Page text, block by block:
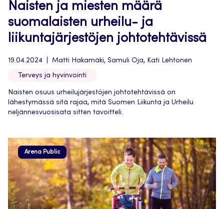
Naisten ja miesten määrä
suomalaisten urheilu- ja
liikuntajärjestöjen johtotehtävissä
19.04.2024 Matti Hakamäki, Samuli Oja, Kati Lehtonen
Terveys ja hyvinvointi
Naisten osuus urheilujärjestöjen johtotehtävissä on
lähestymässä sitä rajaa, mitä Suomen Liikunta ja Urheilu
neljännesvuosisata sitten tavoitteli.
Arena Public